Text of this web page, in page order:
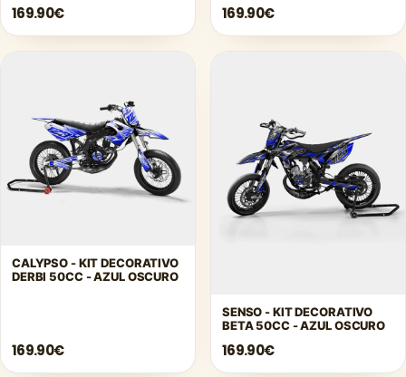
169.90€ 169.90€
CALYPSO - KIT DECORATIVO
DERBI 50CC - AZUL OSCURO
169.90€
SENSO - KIT DECORATIVO
BETA 50CC - AZUL OSCURO
169.90€